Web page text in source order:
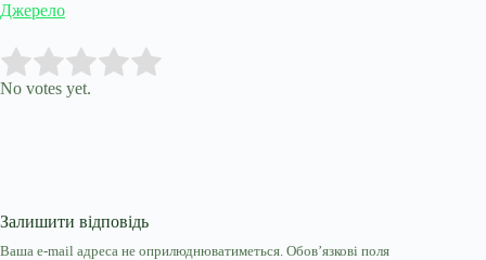
Джерело
Rate this item:
No votes yet.
Залишити відповідь
Ваша e-mail адреса не оприлюднюватиметься. Обов’язкові поля